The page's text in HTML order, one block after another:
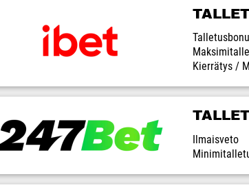
Kierrätys /
Ilmaisveto